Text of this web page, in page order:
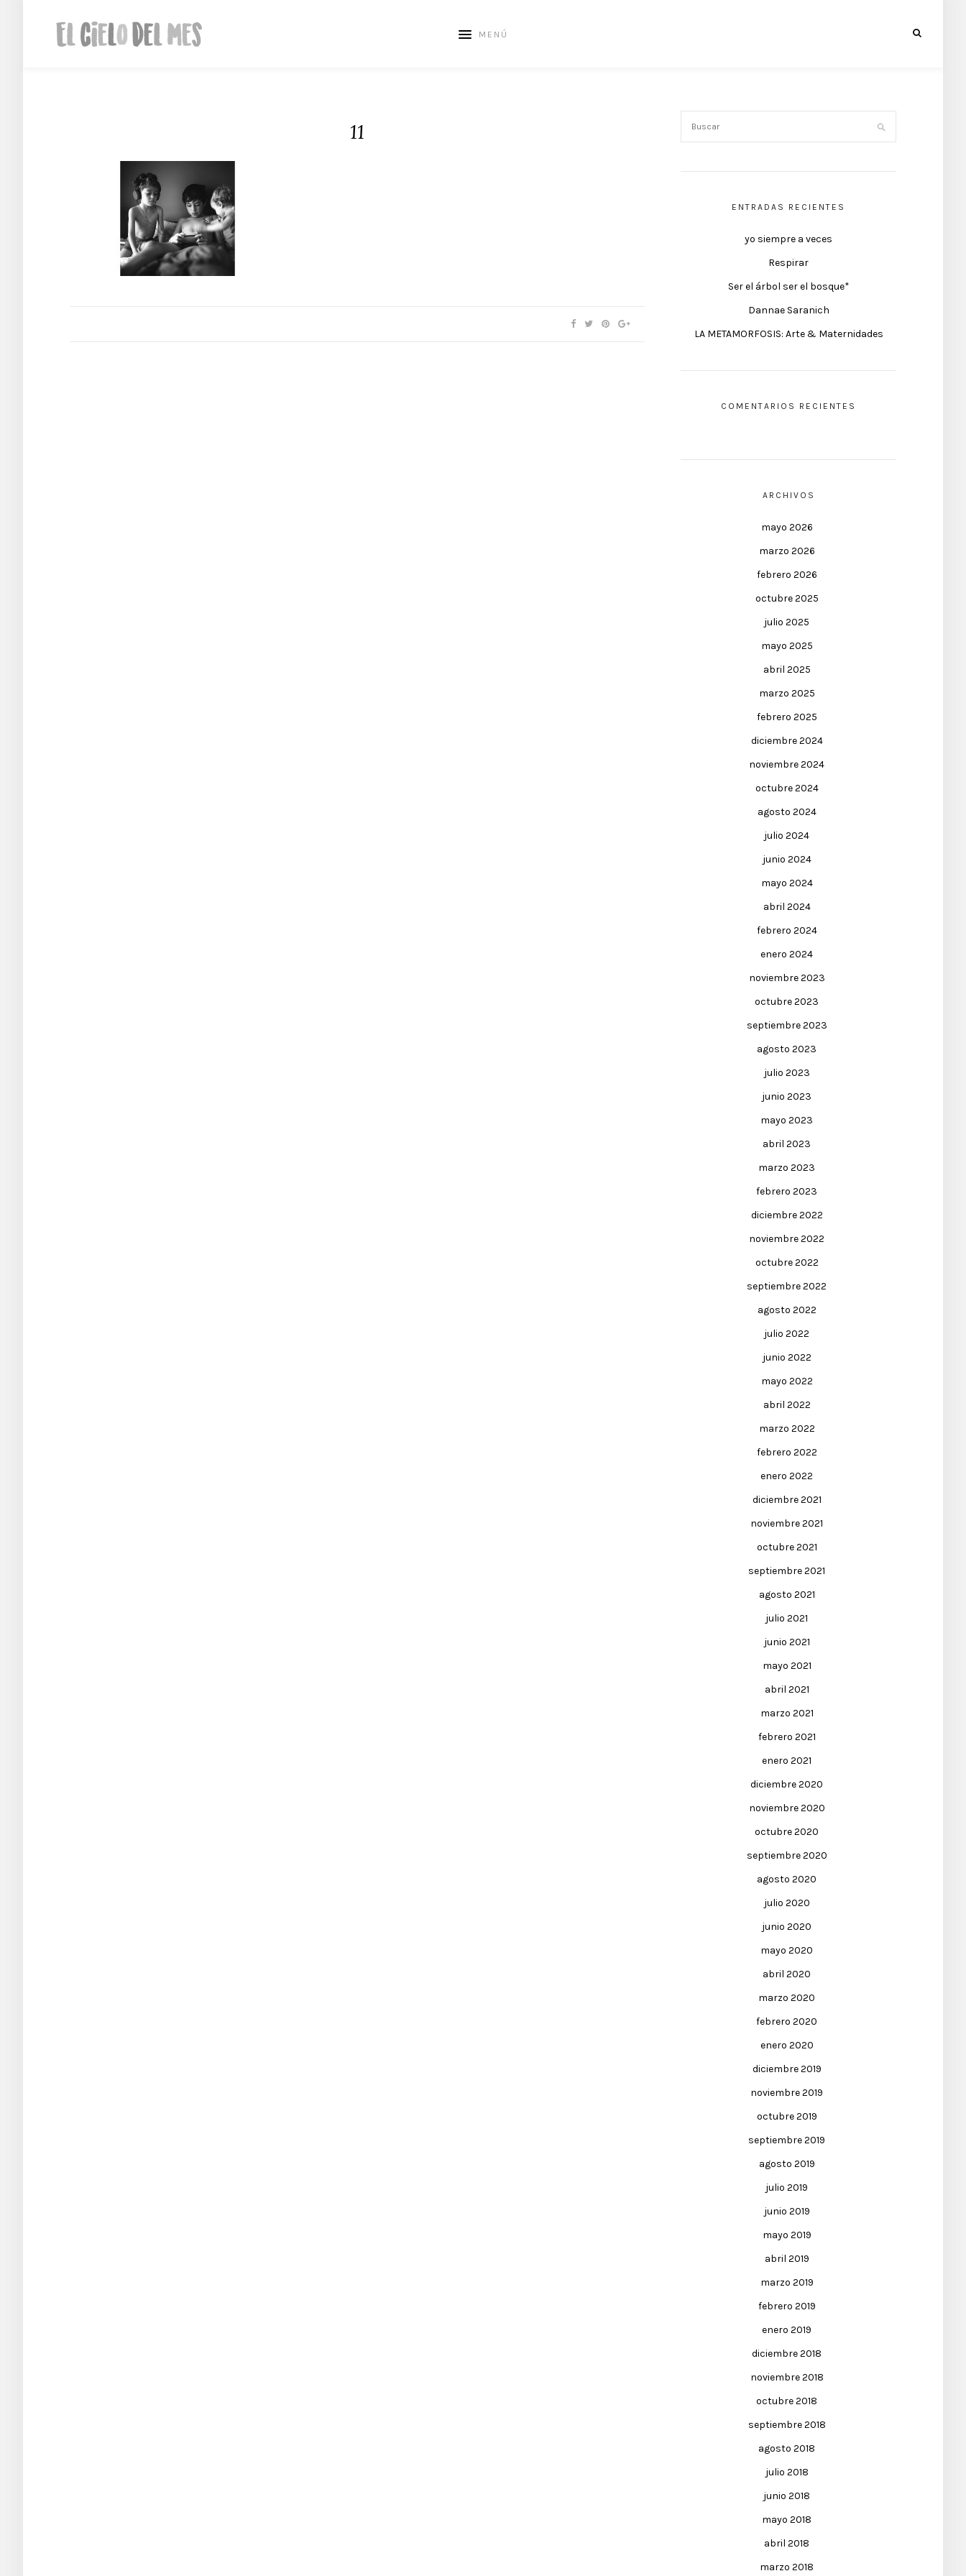
MENÚ
11
ENTRADAS RECIENTES
yo siempre a veces
Respirar
Ser el árbol ser el bosque*
Dannae Saranich
LA METAMORFOSIS: Arte & Maternidades
COMENTARIOS RECIENTES
ARCHIVOS
mayo 2026
marzo 2026
febrero 2026
octubre 2025
julio 2025
mayo 2025
abril 2025
marzo 2025
febrero 2025
diciembre 2024
noviembre 2024
octubre 2024
agosto 2024
julio 2024
junio 2024
mayo 2024
abril 2024
febrero 2024
enero 2024
noviembre 2023
octubre 2023
septiembre 2023
agosto 2023
julio 2023
junio 2023
mayo 2023
abril 2023
marzo 2023
febrero 2023
diciembre 2022
noviembre 2022
octubre 2022
septiembre 2022
agosto 2022
julio 2022
junio 2022
mayo 2022
abril 2022
marzo 2022
febrero 2022
enero 2022
diciembre 2021
noviembre 2021
octubre 2021
septiembre 2021
agosto 2021
julio 2021
junio 2021
mayo 2021
abril 2021
marzo 2021
febrero 2021
enero 2021
diciembre 2020
noviembre 2020
octubre 2020
septiembre 2020
agosto 2020
julio 2020
junio 2020
mayo 2020
abril 2020
marzo 2020
febrero 2020
enero 2020
diciembre 2019
noviembre 2019
octubre 2019
septiembre 2019
agosto 2019
julio 2019
junio 2019
mayo 2019
abril 2019
marzo 2019
febrero 2019
enero 2019
diciembre 2018
noviembre 2018
octubre 2018
septiembre 2018
agosto 2018
julio 2018
junio 2018
mayo 2018
abril 2018
marzo 2018